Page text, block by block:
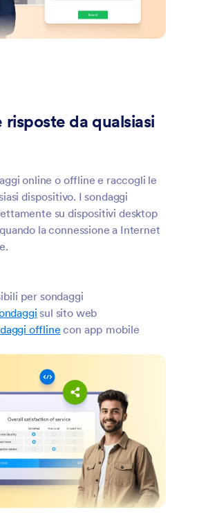
risposte da qualsiasi
online o offline e raccogli le
dispositivo. I sondaggi
su dispositivi desktop
la connessione a Internet
per sondaggi
sul sito web
offlinecon app mobile